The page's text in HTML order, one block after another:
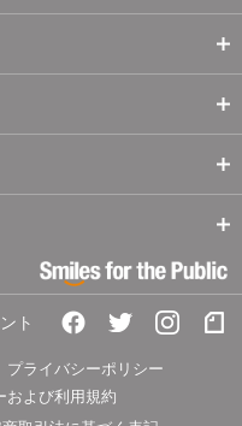
ト
プライバシーポリシー
および利用規約